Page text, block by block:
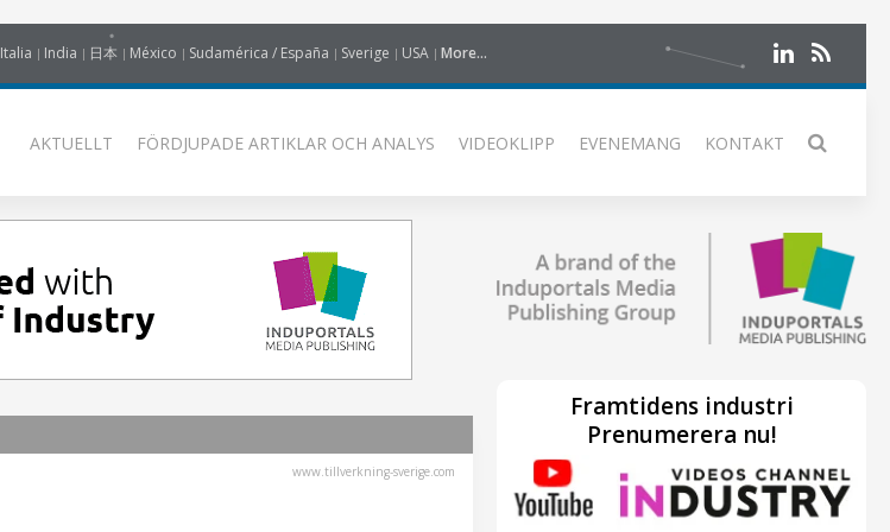
Italia India 日本 México Sudamérica / España Sverige USA More...
AKTUELLT FÖRDJUPADE ARTIKLAR OCH ANALYS VIDEOKLIPP EVENEMANG KONTAKT
www.tillverkning-sverige.com
Framtidens industri
Prenumerera nu!